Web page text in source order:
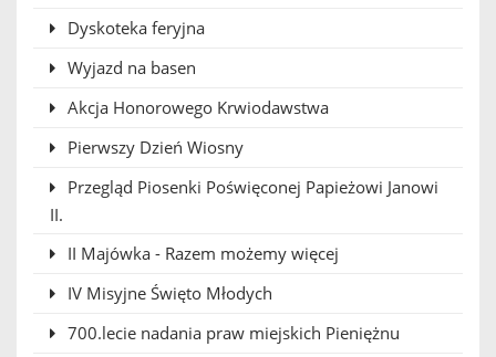
Dyskoteka feryjna
Wyjazd na basen
Akcja Honorowego Krwiodawstwa
Pierwszy Dzień Wiosny
Przegląd Piosenki Poświęconej Papieżowi Janowi
II.
II Majówka - Razem możemy więcej
IV Misyjne Święto Młodych
700.lecie nadania praw miejskich Pieniężnu